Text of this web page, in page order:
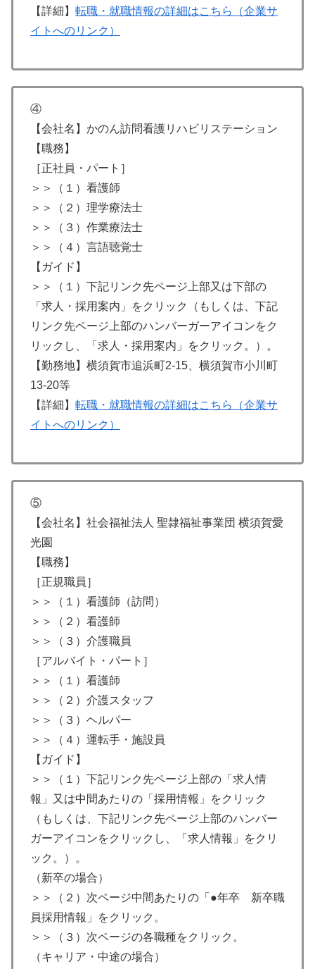
【詳細】 転職・就職情報の詳細はこちら（企業サ
イトへのリンク）
④
【会社名】かのん訪問看護リハビリステーション
【職務】
［正社員・パート］
＞＞（１）看護師
＞＞（２）理学療法士
＞＞（３）作業療法士
＞＞（４）言語聴覚士
【ガイド】
＞＞（１）下記リンク先ページ上部又は下部の
「求人・採用案内」をクリック（もしくは、下記
リンク先ページ上部のハンバーガーアイコンをク
リックし、「求人・採用案内」をクリック。）。
【勤務地】横須賀市追浜町2-15、横須賀市小川町
13-20等
【詳細】 転職・就職情報の詳細はこちら（企業サ
イトへのリンク）
⑤
【会社名】社会福祉法人 聖隷福祉事業団 横須賀愛
光園
【職務】
［正規職員］
＞＞（１）看護師（訪問）
＞＞（２）看護師
＞＞（３）介護職員
［アルバイト・パート］
＞＞（１）看護師
＞＞（２）介護スタッフ
＞＞（３）ヘルパー
＞＞（４）運転手・施設員
【ガイド】
＞＞（１）下記リンク先ページ上部の「求人情
報」又は中間あたりの「採用情報」をクリック
（もしくは、下記リンク先ページ上部のハンバー
ガーアイコンをクリックし、「求人情報」をクリ
ック。）。
（新卒の場合）
＞＞（２）次ページ中間あたりの「●年卒 新卒職
員採用情報」をクリック。
＞＞（３）次ページの各職種をクリック。
（キャリア・中途の場合）